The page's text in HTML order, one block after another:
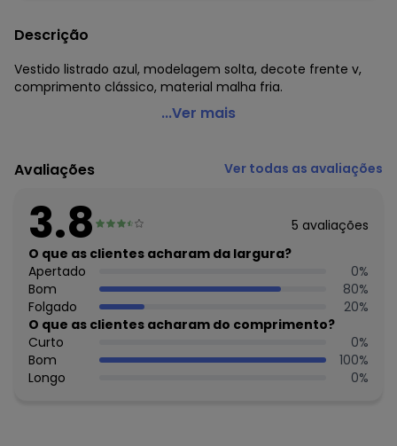
Descrição
Vestido listrado azul, modelagem solta, decote frente v,
comprimento clássico, material malha fria.
Bimini - Vestido Listrado Azul em Malha Fria
Modelagem: Solta
Decote frente: V
Comprimento: Clássico
Material: Malha Fria
Estação: Ano Inteiro
Situação de Uso: Casual
Composição Material: 90% Poliéster, 10% Elastano
Histórico de preços
O preço apresentado abaixo é o menor oferecido em
algum dia do mês, para o menor tamanho disponível.
agosto/2026
N/D*
...Ver mais
Avaliações Ver todas as avaliações
3.8 5 avaliações
O que as clientes acharam da largura?
Apertado
0%
Bom
80%
Folgado
20%
O que as clientes acharam do comprimento?
Curto
0%
Bom
100%
Longo
0%